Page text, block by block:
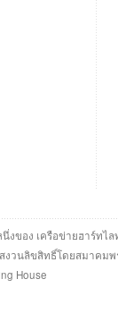
งของ เครือข่ายฮาร์ทไล
งวนลิขสิทธิ์โดยสมาค
House